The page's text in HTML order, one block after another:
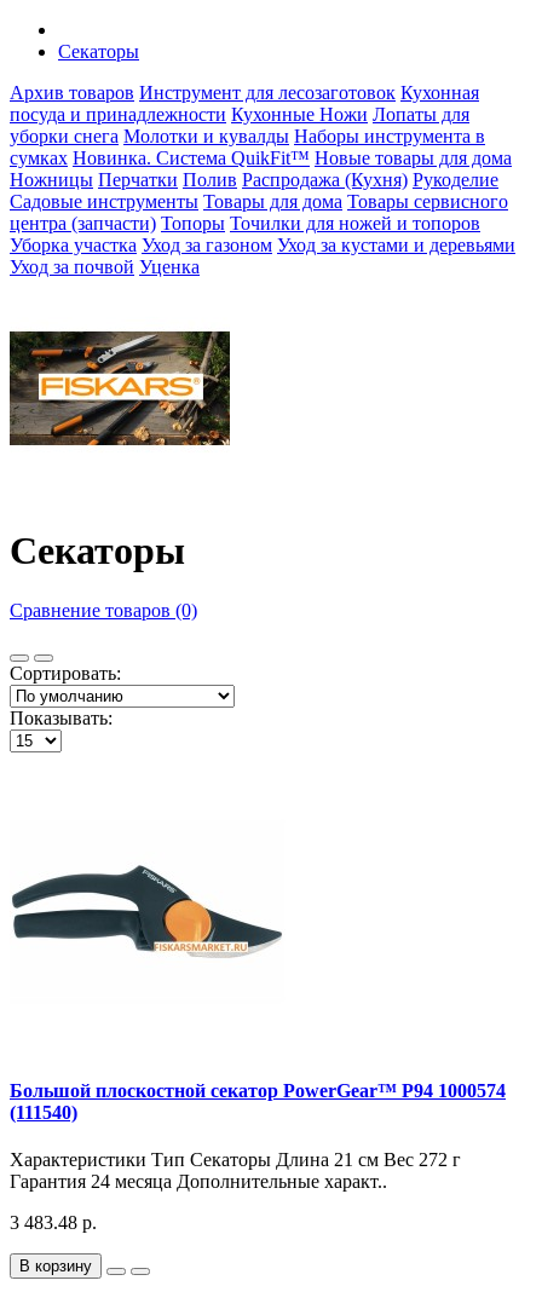
Секаторы
Архив товаров Инструмент для лесозаготовок Кухонная
посуда и принадлежности Кухонные Ножи Лопаты для
уборки снега Молотки и кувалды Наборы инструмента в
сумках Новинка. Система QuikFit™ Новые товары для дома
Ножницы Перчатки Полив Распродажа (Кухня) Рукоделие
Садовые инструменты Товары для дома Товары сервисного
центра (запчасти) Топоры Точилки для ножей и топоров
Уборка участка Уход за газоном Уход за кустами и деревьями
Уход за почвой Уценка
Секаторы
Сравнение товаров (0)
Сортировать:
Показывать:
Большой плоскостной секатор PowerGear™ Р94 1000574
(111540)
Характеристики Тип Секаторы Длина 21 см Вес 272 г
Гарантия 24 месяца Дополнительные характ..
3 483.48 р.
В корзину